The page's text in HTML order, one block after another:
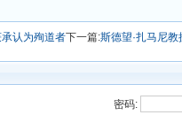
认为殉道者下一篇:斯德望·扎马尼
密码: